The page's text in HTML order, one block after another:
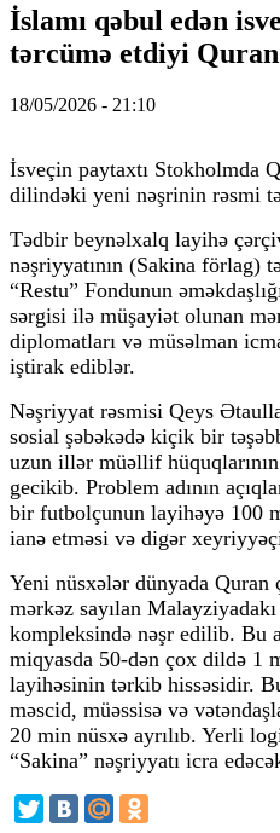
İslamı qəbul edən
tərcümə etdiyi
18/05/2026 - 21:10
İsveçin paytaxtı Stokholmda
dilindəki yeni nəşrinin rəsmi
Tədbir beynəlxalq layihə
nəşriyyatının (Sakina förlag)
“Restu” Fondunun
sərgisi ilə müşayiət olunan
diplomatları və müsəlman
iştirak ediblər.
Nəşriyyat rəsmisi Qeys
sosial şəbəkədə kiçik bir
uzun illər müəllif
gecikib. Problem adının
bir futbolçunun layihəyə 100
ianə etməsi və digər
Yeni nüsxələr dünyada Quran
mərkəz sayılan
kompleksində nəşr edilib. Bu
miqyasda 50-dən çox dildə 1
layihəsinin tərkib hissəsidir.
məscid, müəssisə və
20 min nüsxə ayrılıb. Yerli
“Sakina” nəşriyyatı icra